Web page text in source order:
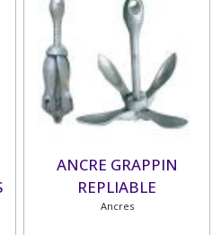
ANCRE GRAPPIN
REPLIABLE
Ancres